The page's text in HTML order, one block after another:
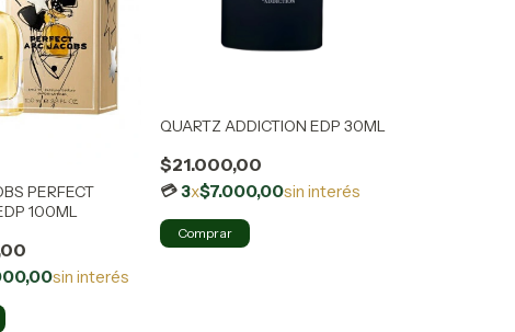
PERFECT
100ML
sin interés
QUARTZ ADDICTION EDP 30ML
$21.000,00
3x$7.000,00sin interés